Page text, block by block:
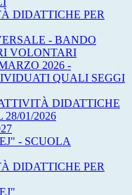
DIDATTICHE PER
- BANDO
VOLONTARI
2026 -
QUALI SEGGI
DIDATTICHE
01/2026
- SCUOLA
DIDATTICHE PER